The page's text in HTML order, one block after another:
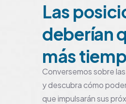
Las
deberían
más
Conversemos sobre
y descubra cómo
que impulsarán sus